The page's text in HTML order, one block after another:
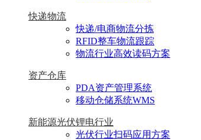
快递物流
快递/电商物流分拣
RFID整车物流跟踪
物流行业高效读码方案
资产仓库
PDA资产管理系统
移动仓储系统WMS
新能源光伏锂电行业
光伏行业扫码应用方案